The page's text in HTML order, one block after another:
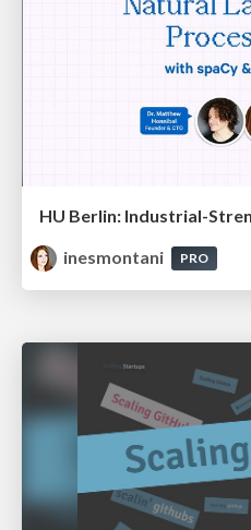
inesmontani
PRO